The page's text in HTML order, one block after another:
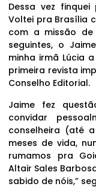
Dessa vez
Voltei pra Brasília
com a missão
seguintes, o
minha irmã Lúcia
primeira revista
Conselho Editorial.
Jaime fez
convidar
conselheira (até
meses de vida,
rumamos pra
Altair Sales
sabido de nóis,”